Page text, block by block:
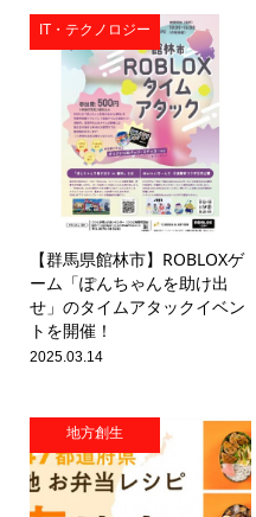
IT・テクノロジー
【群馬県館林市】ROBLOXゲ
ーム「ぽんちゃんを助け出
せ」のタイムアタックイベン
トを開催！
2025.03.14
地方創生